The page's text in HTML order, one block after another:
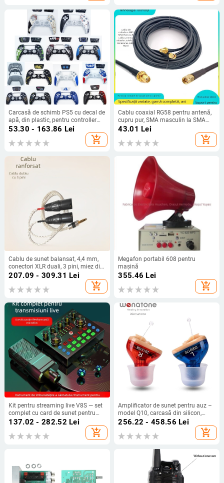
emițător IR
Carcasă de schimb PS5 cu decal de
apă, din plastic, pentru controller
PS5
53.30 - 163.86 Lei
add_shopping_cart
Cablu coaxial RG58 pentru antenă,
cupru pur, SMA masculin la SMA
feminin, adaptor WiFi pentru
43.01 Lei
add_shopping_cart
Cablu de sunet balansat, 4,4 mm,
conectori XLR duali, 3 pini, miez din
cupru placat cu argint
207.09 - 309.31 Lei
add_shopping_cart
Megafon portabil 608 pentru
mașină
355.46 Lei
add_shopping_cart
Kit pentru streaming live V8S — set
complet cu card de sunet pentru
transmisiuni mobile, potrivit pentru
influenceri, universal, avansat
137.02 - 282.52 Lei
add_shopping_cart
Amplificator de sunet pentru auz –
model Q10, carcasă din silicon,
funcție: colectare sunet și sprijin
256.22 - 458.56 Lei
add_shopping_cart